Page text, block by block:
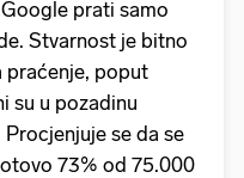
prati samo
Stvarnost je bitno
praćenje, poput
su u pozadinu
se da se
73% od 75.000